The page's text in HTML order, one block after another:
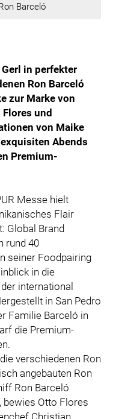
Barceló
in perfekter
Ron Barceló
zur Marke von
und
von Maike
Abends
Premium-
Messe hielt
Flair
Global Brand
rund 40
seiner Foodpairing
in die
international
in San Pedro
Familie Barceló in
die Premium-
verschiedenen Ron
angebauten Ron
Ron Barceló
bewies Otto Flores
Christian